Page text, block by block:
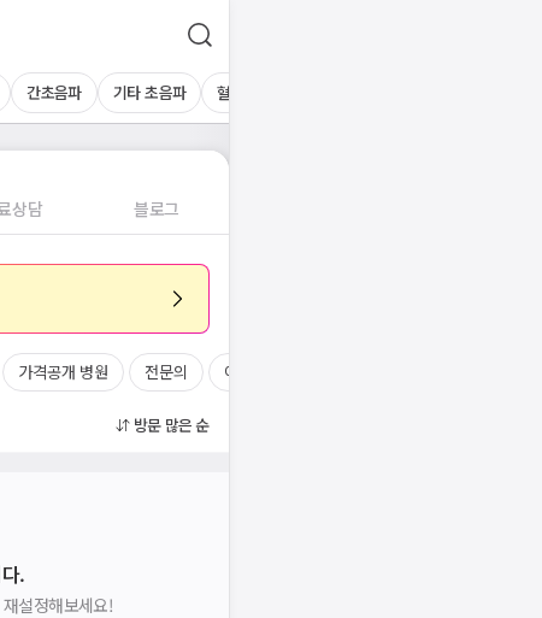
간초음파 기타 초음파 혈액검사
상담 블로그
가격공개 병원 전문의 여의사
방문 많은 순
.
설정해보세요!